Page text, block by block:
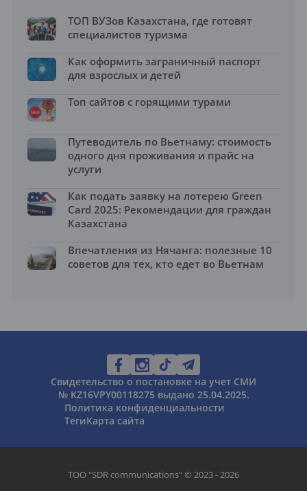
ТОП ВУЗов Казахстана, где готовят
специалистов туризма
Как оформить заграничный паспорт
для взрослых и детей
Топ сайтов с горящими турами
Путеводитель по Вьетнаму: стоимость
одного дня проживания и прайс на
услуги
Как подать заявку на лотерею Green
Card 2025: Рекомендации для граждан
Казахстана
Впечатления из Нячанга: полезные 10
советов для тех, кто едет во Вьетнам
Свидетельство о постановке на учет СМИ
№ KZ16VPY00118275 выдано 25.04.2025.
Политика конфиденциальности
ТегиКарта сайта
ТОО "SDR communications" © 2023 - 2026